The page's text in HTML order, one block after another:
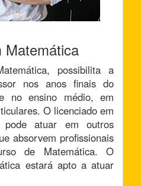
Matemática
possibilita a
nos anos finais do
no ensino médio, em
O licenciado em
pode atuar em outros
absorvem profissionais
de Matemática. O
estará apto a atuar